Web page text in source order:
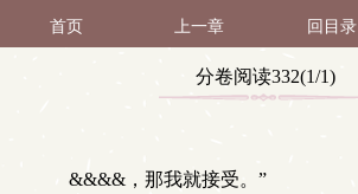
首页 上一章 回目录
分卷阅读332(1/1)
&&&&，那我就接受。”